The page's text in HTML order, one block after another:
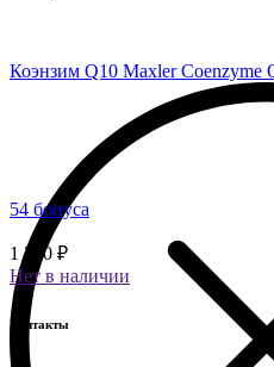
Коэнзим Q10 Maxler Coenzyme
54 бонуса
1 350 ₽
Нет в наличии
Контакты